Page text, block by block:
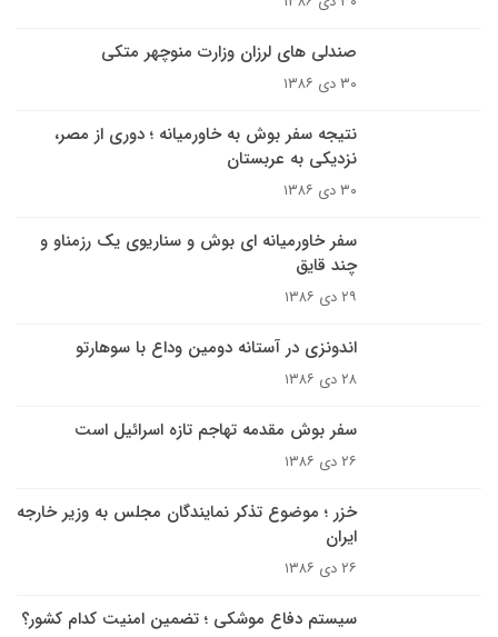
صندلى هاى لرزان وزارت منوچهر متکى
۳۰ دی ۱۳۸۶
نتیجه سفر بوش به خاورمیانه ؛ دوری از مصر،
نزدیکی به عربستان
۳۰ دی ۱۳۸۶
سفر خاورمیانه ای بوش و سناریوی يک رزمناو و
چند قايق
۲۹ دی ۱۳۸۶
اندونزی در آستانه دومين وداع با سوهارتو
۲۸ دی ۱۳۸۶
سفر بوش مقدمه تهاجم تازه اسرائيل است
۲۶ دی ۱۳۸۶
خزر ؛ موضوع تذکر نمايندگان مجلس به وزير خارجه
ايران
۲۶ دی ۱۳۸۶
سیستم دفاع موشکی ؛ تضمین امنیت کدام کشور؟